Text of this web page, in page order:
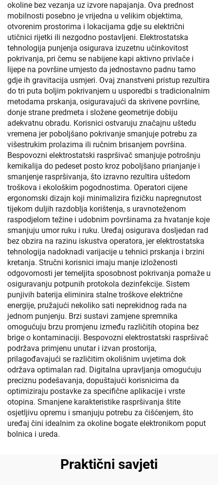
okoline bez vezanja uz izvore napajanja. Ova prednost
mobilnosti posebno je vrijedna u velikim objektima,
otvorenim prostorima i lokacijama gdje su električni
utičnici rijetki ili nezgodno postavljeni. Elektrostatska
tehnologija punjenja osigurava izuzetnu učinkovitost
pokrivanja, pri čemu se nabijene kapi aktivno privlače i
lijepe na površine umjesto da jednostavno padnu tamo
gdje ih gravitacija usmjeri. Ovaj znanstveni pristup rezultira
do tri puta boljim pokrivanjem u usporedbi s tradicionalnim
metodama prskanja, osiguravajući da skrivene površine,
donje strane predmeta i složene geometrije dobiju
adekvatnu obradu. Korisnici ostvaruju značajnu uštedu
vremena jer poboljšano pokrivanje smanjuje potrebu za
višestrukim prolazima ili ručnim brisanjem površina.
Bespovozni elektrostatski raspršivač smanjuje potrošnju
kemikalija do pedeset posto kroz poboljšano prianjanje i
smanjenje raspršivanja, što izravno rezultira uštedom
troškova i ekološkim pogodnostima. Operatori cijene
ergonomski dizajn koji minimalizira fizičku napregnutost
tijekom duljih razdoblja korištenja, s uravnoteženom
raspodjelom težine i udobnim površinama za hvatanje koje
smanjuju umor ruku i ruku. Uređaj osigurava dosljedan rad
bez obzira na razinu iskustva operatora, jer elektrostatska
tehnologija nadoknadi varijacije u tehnici prskanja i brzini
kretanja. Stručni korisnici imaju manje izloženosti
odgovornosti jer temeljita sposobnost pokrivanja pomaže u
osiguravanju potpunih protokola dezinfekcije. Sistem
punjivih baterija eliminira stalne troškove električne
energije, pružajući nekoliko sati neprekidnog rada na
jednom punjenju. Brzi sustavi zamjene spremnika
omogućuju brzu promjenu između različitih otopina bez
brige o kontaminaciji. Bespovozni elektrostatski raspršivač
podržava primjenu unutar i izvan prostorija,
prilagođavajući se različitim okolišnim uvjetima dok
održava optimalan rad. Digitalna upravljanja omogućuju
preciznu podešavanja, dopuštajući korisnicima da
optimiziraju postavke za specifične aplikacije i vrste
otopina. Smanjene karakteristike raspršivanja štite
osjetljivu opremu i smanjuju potrebu za čišćenjem, što
uređaj čini idealnim za okoline bogate elektronikom poput
bolnica i ureda.
Praktični savjeti